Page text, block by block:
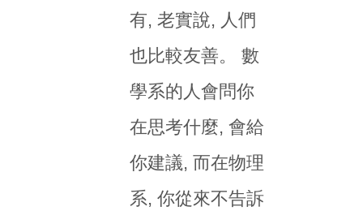
有, 老實說, 人們
也比較友善。 數
學系的人會問你
在思考什麼, 會給
你建議, 而在物理
系, 你從來不告訴